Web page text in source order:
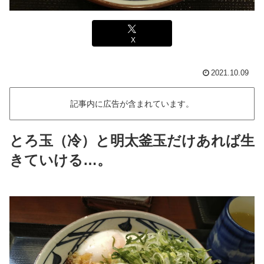
X
2021.10.09
記事内に広告が含まれています。
とろ玉（冷）と明太釜玉だけあれば生
きていける…。